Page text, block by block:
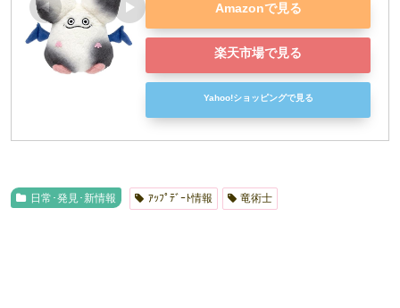
Amazonで見る
楽天市場で見る
Yahoo!ショッピングで見る
日常･発見･新情報 ｱｯﾌﾟﾃﾞｰﾄ情報 竜術士